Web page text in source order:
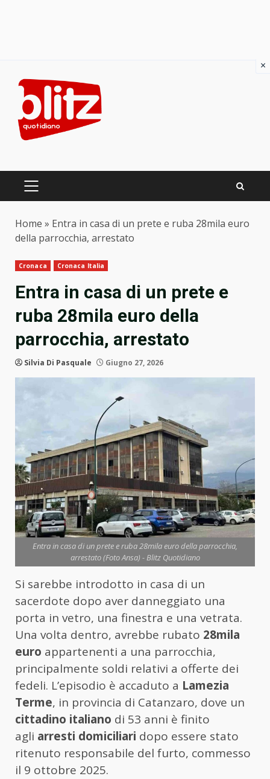
content
PRIMARY
Home » Entra in casa di un prete e ruba 28mila euro
della parrocchia, arrestato
Cronaca Cronaca Italia
Entra in casa di un prete e
ruba 28mila euro della
parrocchia, arrestato
Silvia Di Pasquale Giugno 27, 2026
Entra in casa di un prete e ruba 28mila euro della parrocchia,
arrestato (Foto Ansa) - Blitz Quotidiano
Si sarebbe introdotto in casa di un
sacerdote dopo aver danneggiato una
porta in vetro, una finestra e una vetrata.
Una volta dentro, avrebbe rubato 28mila
euro appartenenti a una parrocchia,
principalmente soldi relativi a offerte dei
fedeli. L’episodio è accaduto a Lamezia
Terme, in provincia di Catanzaro, dove un
cittadino italiano di 53 anni è finito
agli arresti domiciliari dopo essere stato
ritenuto responsabile del furto, commesso
il 9 ottobre 2025.
×